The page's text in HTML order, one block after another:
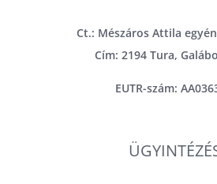
Ct.: Mészáros Attila
Cím: 2194 Tura,
EUTR-szám: